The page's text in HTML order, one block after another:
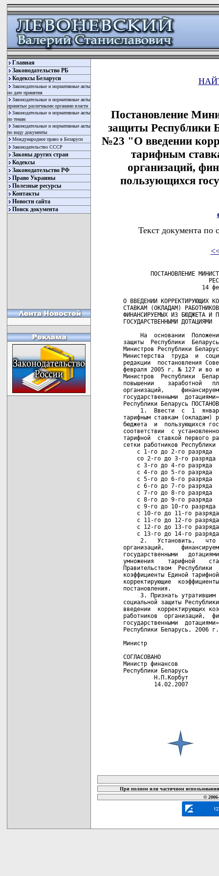
Главная
Законодательство РБ
Кодексы Беларуси
Законодательные и нормативные акты
по дате принятия
Законодательные и нормативные акты
принятые различными органами власти
Законодательные и нормативные акты
по темам
Законодательные и нормативные акты
по виду документы
Международное право в Беларуси
Законодательство СССР
Законы других стран
Кодексы
Законодательство РФ
Право Украины
Полезные ресурсы
Контакты
Новости сайта
Поиск документа
Постановление
защиты Республики
№23 "О введении
тарифным
организаций,
пользующихся
Текст документа по
ПОСТАНОВЛЕНИЕ
14
О ВВЕДЕНИИ КОРРЕКТИРУЮЩИХ
СТАВКАМ (ОКЛАДАМ)
ФИНАНСИРУЕМЫХ ИЗ БЮДЖЕТА И
ГОСУДАРСТВЕННЫМИ ДОТАЦИЯМИ
На  основании
защиты  Республики
Министров Республики
Министерства  труда  и
редакции  постановления
февраля 2005 г. № 127 и во
Министров  Республики
повышении    заработной
организаций,
государственными
Республики Беларусь
1.  Ввести  с  1
тарифным ставкам (окладам)
бюджета  и  пользующихся
соответствии  с
тарифной  ставкой первого
сетки работников
с 1-го до 2-го разряда
со 2-го до 3-го разряда
с 3-го до 4-го разряда
с 4-го до 5-го разряда
с 5-го до 6-го разряда
с 6-го до 7-го разряда
с 7-го до 8-го разряда
с 8-го до 9-го разряда
с 9-го до 10-го разряда
с 10-го до 11-го
с 11-го до 12-го
с 12-го до 13-го
с 13-го до 14-го
2.   Установить,   что
организаций,
государственными
умножения    тарифной
Правительством
коэффициенты Единой
корректирующие
постановления.
3. Признать утратившим
социальной защиты
введении  корректирующих
работников  организаций,
государственными
Республики Беларусь,
Министр
Министр финансов
Республики Беларусь
         Н.П.Корбут
         14.02.2007
При полном или частичном
©